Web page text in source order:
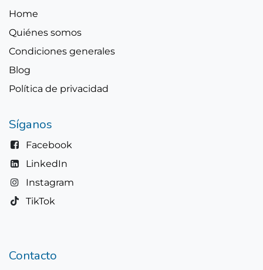
Home
Quiénes somos
Condiciones generales
Blog
Política de privacidad
Síganos
Facebook
LinkedIn
Instagram
TikTok
Contacto